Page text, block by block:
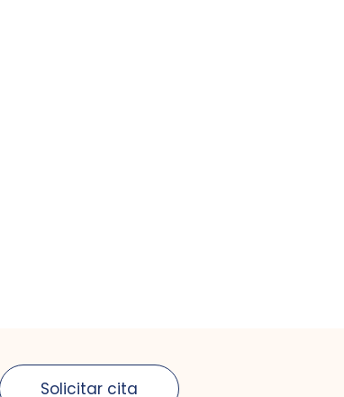
Solicitar cita